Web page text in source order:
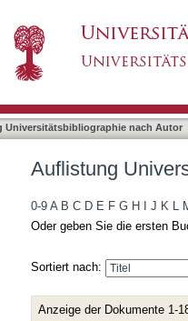
Universitätsbibliographie nach Autor
Auflistung
0-9 A B C D E F G H J K L
Oder geben Sie die ersten
Sortiert nach:
Anzeige der Dokumente 1-